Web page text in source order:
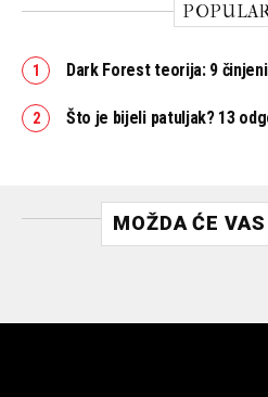
Dark Forest teorija: 9
Što je bijeli patuljak? 13
MOŽDA ĆE